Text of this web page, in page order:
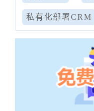
私有化部署CRM